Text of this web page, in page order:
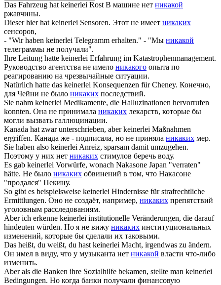
Das Fahrzeug hatkeinerlei Rost В машине нет никакой
ржавчины.
Dieser hier hatkeinerlei Sensoren. Этот не имеет никаких
сенсоров,
- "Wir haben keinerlei Telegramm erhalten." - "Мы никакой
телеграммы не получали".
Ihre Leitung hatte keinerlei Erfahrung im Katastrophenmanagement.
Руководство агентства не имело никакого опыта по
реагированию на чрезвычайные ситуации.
Natürlich hatte das keinerlei Konsequenzen für Cheney. Конечно,
для Чейни не было никаких последствий.
Sie nahm keinerlei Medikamente, die Halluzinationen hervorrufen
konnten. Она не принимала никаких лекарств, которые бы
могли вызвать галлюцинации.
Kanada hat zwar unterschrieben, aberkeinerlei Maßnahmen
ergriffen. Канада же - подписала, но не приняла никаких мер.
Sie haben also keinerleiAnreiz, sparsam damit umzugehen.
Поэтому у них нет никаких стимулов беречь воду.
Es gab keinerlei Vorwürfe, wonach Nakasone Japan "verraten"
hätte. Не было никаких обвинений в том, что Накасоне
"продался" Пекину.
So gibt es beispielsweise keinerlei Hindernisse für strafrechtliche
Ermittlungen. Оно не создаёт, например, никаких препятствий
уголовным расследованиям.
Aber ich erkenne keinerlei institutionelle Veränderungen, die darauf
hindeuten würden. Но я не вижу никаких институциональных
изменений, которые бы сделали их таковыми.
Das heißt, du weißt, du hastkeinerlei Macht, irgendwas zu ändern.
Он имел в виду, что у музыканта нет никакой власти что-либо
изменить.
Aber als die Banken ihre Sozialhilfe bekamen, stellte man keinerlei
Bedingungen. Но когда банки получали финансовую